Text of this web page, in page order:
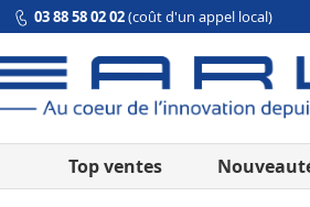
03 88 58 02 02(coût d'un appel local)
Top ventes